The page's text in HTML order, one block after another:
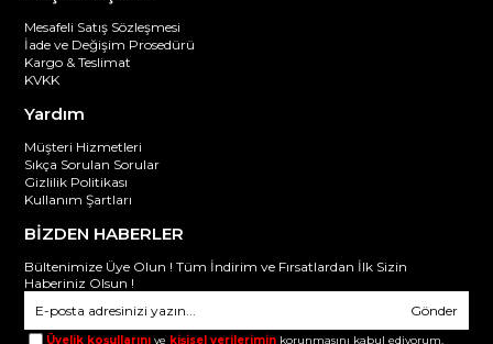
Mesafeli Satış Sözleşmesi
İade ve Değişim Prosedürü
Kargo & Teslimat
KVKK
Yardım
Müşteri Hizmetleri
Sıkça Sorulan Sorular
Gizlilik Politikası
Kullanım Şartları
BİZDEN HABERLER
Bültenimize Üye Olun ! Tüm İndirim ve Fırsatlardan İlk Sizin
Haberiniz Olsun !
Gönder
Üyelik koşullarını ve kişisel verilerimin korunmasını kabul ediyorum.